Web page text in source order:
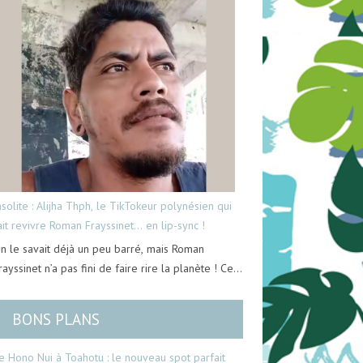
: Alijha Thph, le TikTokeur polynésien qui
revivre Roman Frayssinet… en lip-sync !
le savait déjà un peu barré, mais Roman
n’a pas fini de faire rire la planète ! Ce…
BONS PLANS
Hono Nui à Toahotu : le nouveau spot parfait